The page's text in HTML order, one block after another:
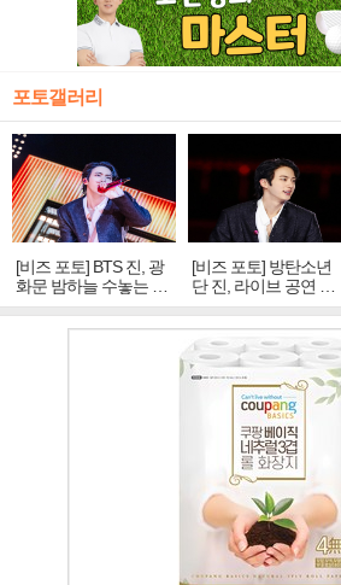
포토갤러리
[비즈 포토] BTS 진, 광
화문 밤하늘 수놓는 '비
주얼 킹'의 열창
[비즈 포토] 방탄소년
단 진, 라이브 공연 중
빛나는 독보적 아우라